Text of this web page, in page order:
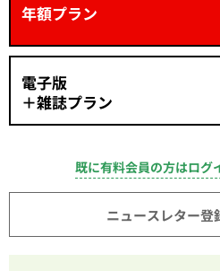
年額プラン
電子版
＋雑誌プラン
既に有料会員の方はログ
ニュースレター登